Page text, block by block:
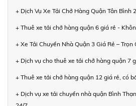
+ Dịch Vụ Xe Tải Chở Hàng Quận Tân Bình
+ Thuê xe tải chở hàng quận 6 giá rẻ -
+ Xe Tải Chuyển Nhà Quận 3 Giá Rẻ – Trọn
+ Dịch vụ cho thuê xe tải chở hàng quận 7
+ Thuê xe tải chở hàng quận 12 giá rẻ, có
+ Dịch vụ xe tải chuyển nhà quận Bình